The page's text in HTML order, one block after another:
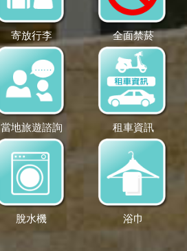
寄放行李 全面禁菸
當地旅遊諮詢 租車資訊
脫水機 浴巾